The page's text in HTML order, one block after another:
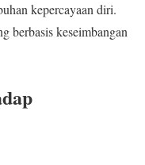
kepercayaan diri.
berbasis keseimbangan